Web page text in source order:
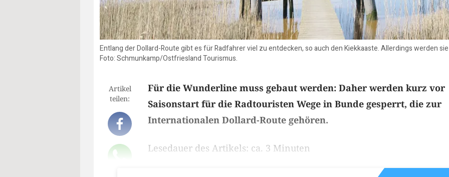
Entlang der Dollard-Route gibt es für Radfahrer viel zu entdecken, so auch den Kiekkaaste. Allerdings werden
Foto: Schmunkamp/Ostfriesland Tourismus.
Artikel
teilen:
Für die Wunderline muss gebaut werden: Daher werden kurz vor
Saisonstart für die Radtouristen Wege in Bunde gesperrt, die zur
Internationalen Dollard-Route gehören.
Lesedauer des Artikels: ca. 3 Minuten